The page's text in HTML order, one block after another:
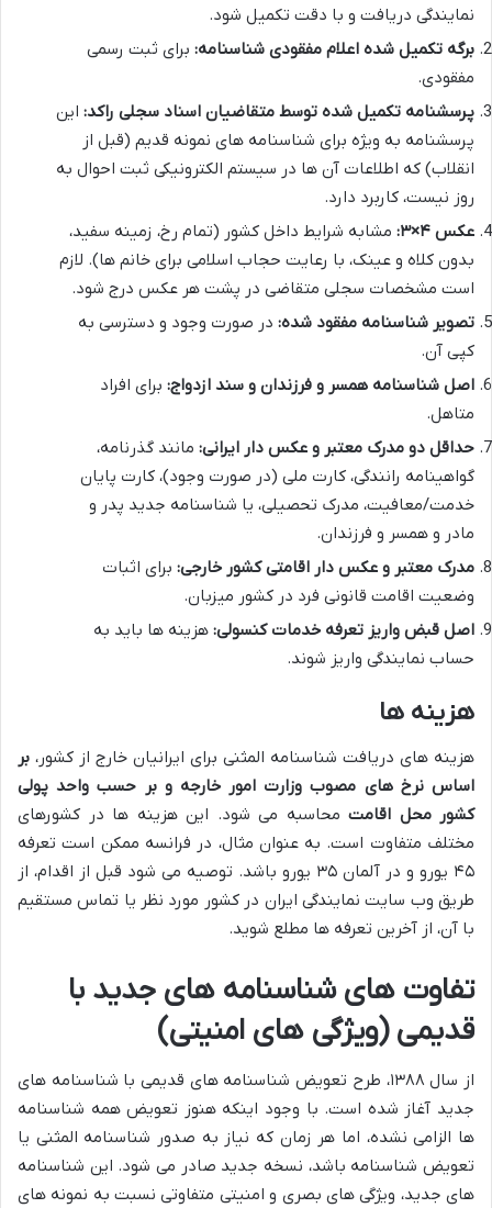
نمایندگی دریافت و با دقت تکمیل شود.
برگه تکمیل شده اعلام مفقودی شناسنامه: برای ثبت رسمی
مفقودی.
پرسشنامه تکمیل شده توسط متقاضیان اسناد سجلی راکد: این
پرسشنامه به ویژه برای شناسنامه های نمونه قدیم (قبل از
انقلاب) که اطلاعات آن ها در سیستم الکترونیکی ثبت احوال به
روز نیست، کاربرد دارد.
عکس ۴×۳:
مشابه شرایط داخل کشور (تمام رخ، زمینه سفید،
بدون کلاه و عینک، با رعایت حجاب اسلامی برای خانم ها). لازم
است مشخصات سجلی متقاضی در پشت هر عکس درج شود.
تصویر شناسنامه مفقود شده: در صورت وجود و دسترسی به
کپی آن.
اصل شناسنامه همسر و فرزندان و سند ازدواج: برای افراد
متاهل.
حداقل دو مدرک معتبر و عکس دار ایرانی: مانند گذرنامه،
گواهینامه رانندگی، کارت ملی (در صورت وجود)، کارت پایان
خدمت/معافیت، مدرک تحصیلی، یا شناسنامه جدید پدر و
مادر و همسر و فرزندان.
مدرک معتبر و عکس دار اقامتی کشور خارجی: برای اثبات
وضعیت اقامت قانونی فرد در کشور میزبان.
اصل قبض واریز تعرفه خدمات کنسولی: هزینه ها باید به
حساب نمایندگی واریز شوند.
هزینه ها
هزینه های دریافت شناسنامه المثنی برای ایرانیان خارج از کشور، بر
اساس نرخ های مصوب وزارت امور خارجه و بر حسب واحد پولی
کشور محل اقامت محاسبه می شود. این هزینه ها در کشورهای
مختلف متفاوت است. به عنوان مثال، در فرانسه ممکن است تعرفه
۴۵ یورو و در آلمان ۳۵ یورو باشد. توصیه می شود قبل از اقدام، از
طریق وب سایت نمایندگی ایران در کشور مورد نظر یا تماس مستقیم
با آن، از آخرین تعرفه ها مطلع شوید.
تفاوت های شناسنامه های جدید با
قدیمی (ویژگی های امنیتی)
از سال ۱۳۸۸، طرح تعویض شناسنامه های قدیمی با شناسنامه های
جدید آغاز شده است. با وجود اینکه هنوز تعویض همه شناسنامه
ها الزامی نشده، اما هر زمان که نیاز به صدور شناسنامه المثنی یا
تعویض شناسنامه باشد، نسخه جدید صادر می شود. این شناسنامه
های جدید، ویژگی های بصری و امنیتی متفاوتی نسبت به نمونه های